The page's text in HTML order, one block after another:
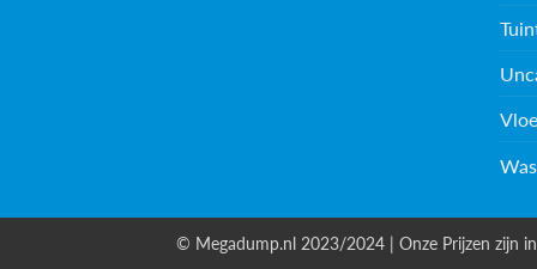
© Megadump.nl 2023/2024 | Onze Prijzen zijn